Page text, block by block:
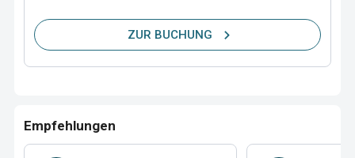
ZUR BUCHUNG
Empfehlungen